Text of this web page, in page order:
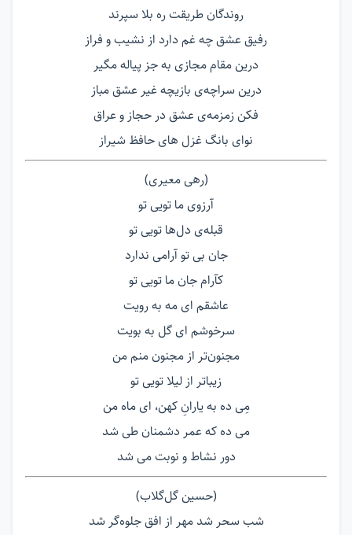
روندگان طریقت ره بلا سپرند
رفیق عشق چه غم دارد از نشیب و فراز
درین مقام مجازی به جز پیاله مگیر
درین سراچه‌ی بازیچه غیر عشق مباز
فکن زمزمه‌ی عشق در حجاز و عراق
نوای بانگ غزل های حافظ شیراز
(رهی معیری)
آرزوی ما تویی تو
قبله‌ی دل‌ها تویی تو
جان بی تو آرامی ندارد
كآرام جان ما تویی تو
عاشقم ای مه به رویت
سرخوشم ای گل به بویت
مجنون‌تر از مجنون منم من
زیباتر از لیلا تویی تو
مِی ده به یارانِ کهن، ای ماه من
می ده که عمر دشمنان طی شد
دور نشاط و نوبت می شد
(حسین گل‌گلاب)
شب سحر شد مهر از افق جلوه‌گر شد